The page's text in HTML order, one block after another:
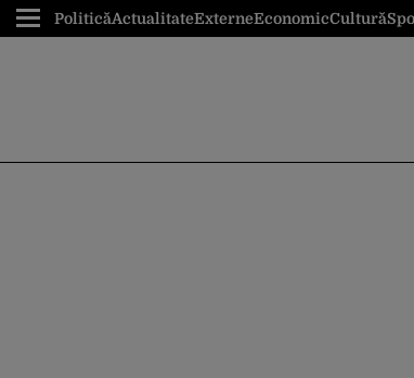
PoliticăActualitateExterneEconomicCultură